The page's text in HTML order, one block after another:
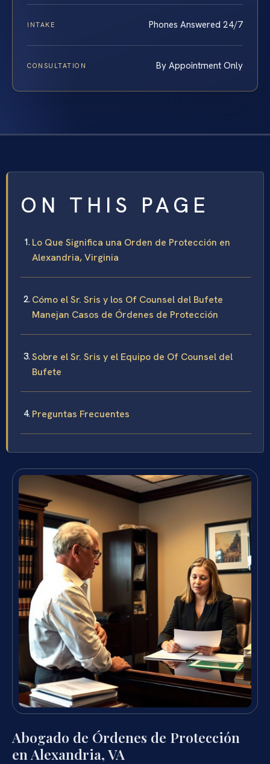
INTAKE Phones Answered 24/7
CONSULTATION By Appointment Only
ON THIS PAGE
Lo Que Significa una Orden de Protección en
Alexandria, Virginia
Cómo el Sr. Sris y los Of Counsel del Bufete
Manejan Casos de Órdenes de Protección
Sobre el Sr. Sris y el Equipo de Of Counsel del
Bufete
Preguntas Frecuentes
Abogado de Órdenes de Protección
en Alexandria, VA